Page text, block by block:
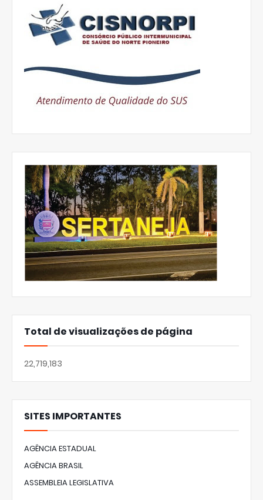
Total de visualizações de página
22,719,183
SITES IMPORTANTES
AGÊNCIA ESTADUAL
AGÊNCIA BRASIL
ASSEMBLEIA LEGISLATIVA